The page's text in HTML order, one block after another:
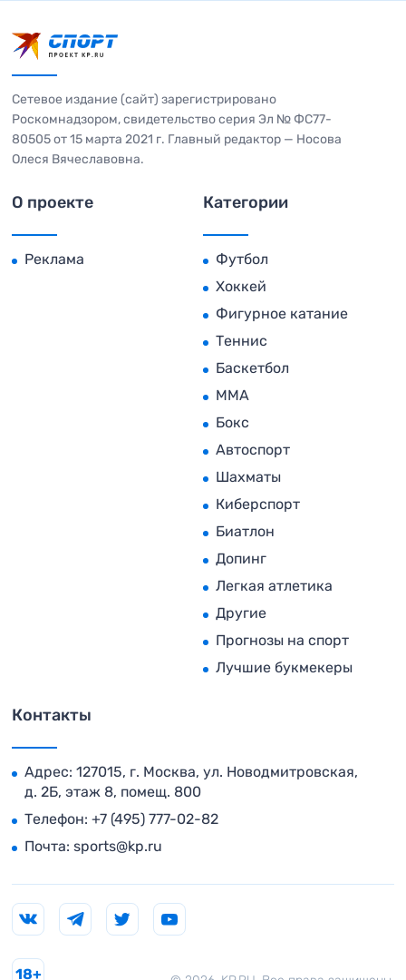
Сетевое издание (сайт) зарегистрировано
Роскомнадзором, свидетельство серия Эл № ФС77-
80505 от 15 марта 2021 г. Главный редактор — Носова
Олеся Вячеславовна.
О проекте
Реклама
Категории
Футбол
Хоккей
Фигурное катание
Теннис
Баскетбол
MMA
Бокс
Автоспорт
Шахматы
Киберспорт
Биатлон
Допинг
Легкая атлетика
Другие
Прогнозы на спорт
Лучшие букмекеры
Контакты
Адрес: 127015, г. Москва, ул. Новодмитровская,
д. 2Б, этаж 8, помещ. 800
Телефон: +7 (495) 777-02-82
Почта: sports@kp.ru
18+